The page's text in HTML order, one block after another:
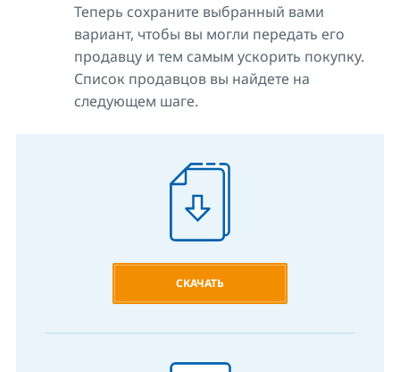
Теперь сохраните выбранный вами
вариант, чтобы вы могли передать его
продавцу и тем самым ускорить покупку.
Список продавцов вы найдете на
следующем шаге.
СКАЧАТЬ